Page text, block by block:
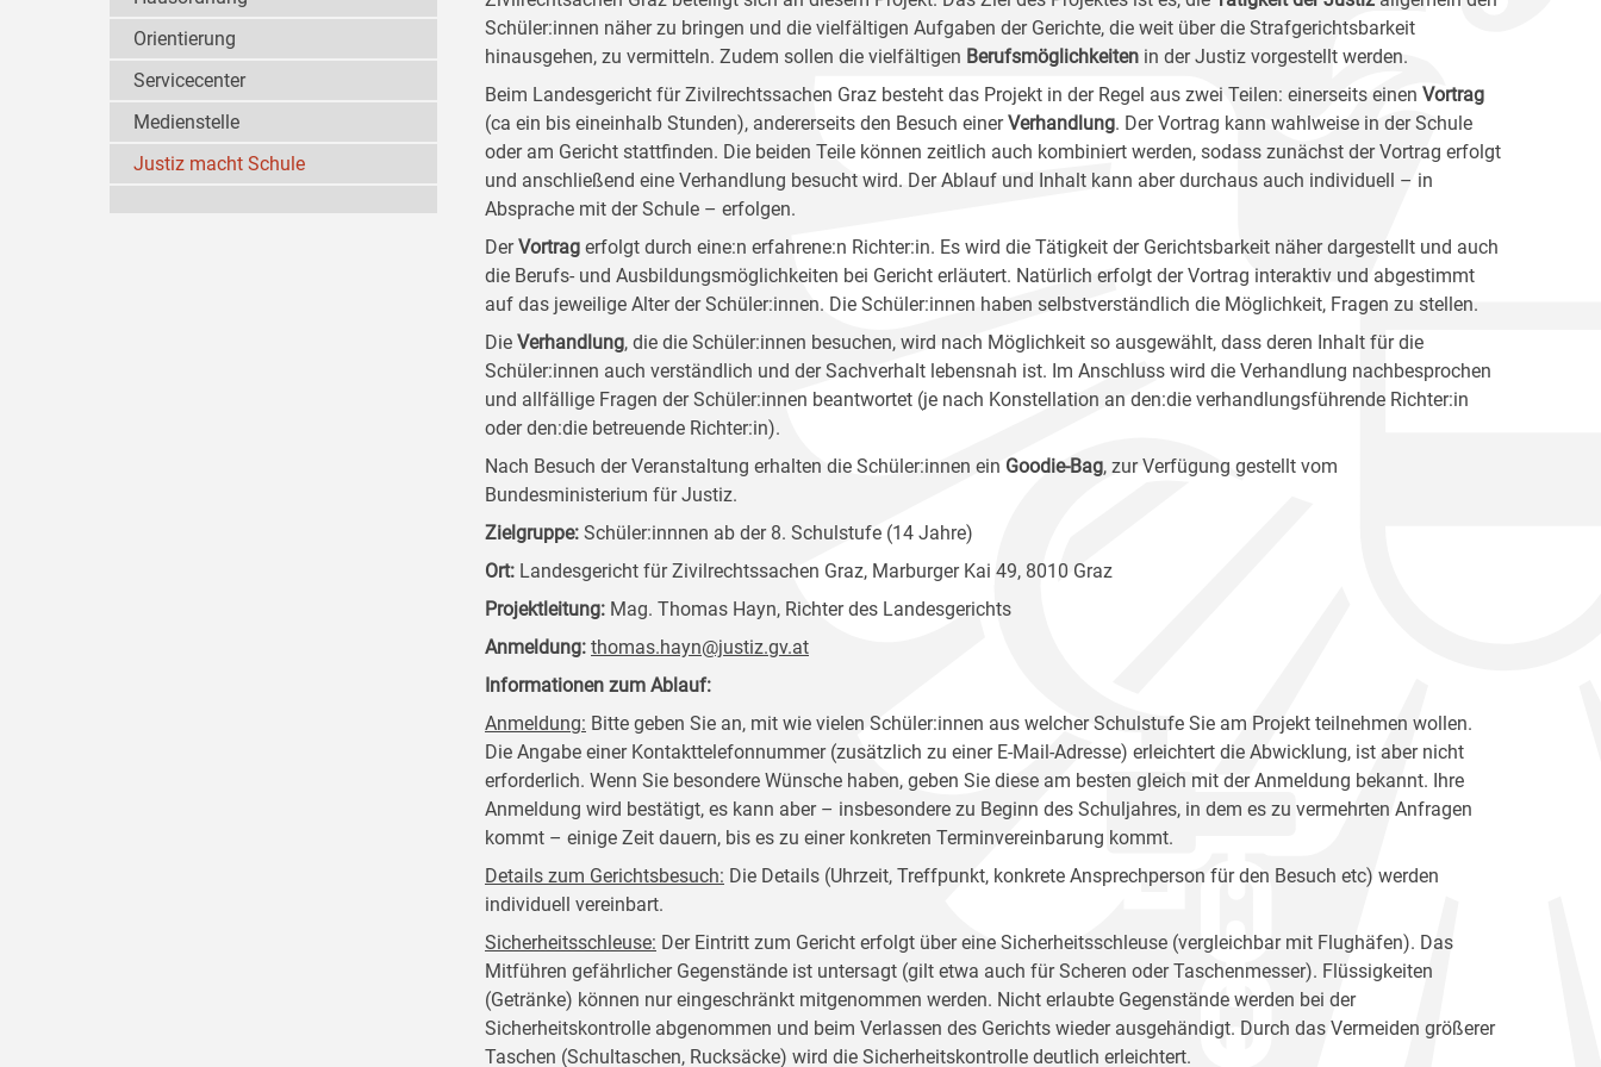
Schüler:innen näher zu bringen und die vielfältigen Aufgaben der Gerichte, die weit über die Strafgerichtsbarkeit
hinausgehen, zu vermitteln. Zudem sollen die vielfältigen Berufsmöglichkeiten in der Justiz vorgestellt werden.
Beim Landesgericht für Zivilrechtssachen Graz besteht das Projekt in der Regel aus zwei Teilen: einerseits einen Vortrag
(ca ein bis eineinhalb Stunden), andererseits den Besuch einerVerhandlung. Der Vortrag kann wahlweise in der Schule
oder am Gericht stattfinden. Die beiden Teile können zeitlich auch kombiniert werden, sodass zunächst der Vortrag erfolgt
und anschließend eine Verhandlung besucht wird. Der Ablauf und Inhalt kann aber durchaus auch individuell – in
Absprache mit der Schule – erfolgen.
DerVortrag erfolgt durch eine:n erfahrene:n Richter:in. Es wird die Tätigkeit der Gerichtsbarkeit näher dargestellt und auch
die Berufs- und Ausbildungsmöglichkeiten bei Gericht erläutert. Natürlich erfolgt der Vortrag interaktiv und abgestimmt
auf das jeweilige Alter der Schüler:innen. Die Schüler:innen haben selbstverständlich die Möglichkeit, Fragen zu stellen.
Die Verhandlung, die die Schüler:innen besuchen, wird nach Möglichkeit so ausgewählt, dass deren Inhalt für die
Schüler:innen auch verständlich und der Sachverhalt lebensnah ist. Im Anschluss wird die Verhandlung nachbesprochen
und allfällige Fragen der Schüler:innen beantwortet (je nach Konstellation an den:die verhandlungsführende Richter:in
oder den:die betreuende Richter:in).
Nach Besuch der Veranstaltung erhalten die Schüler:innen ein Goodie-Bag, zur Verfügung gestellt vom
Bundesministerium für Justiz.
Zielgruppe: Schüler:innnen ab der 8. Schulstufe (14 Jahre)
Ort: Landesgericht für Zivilrechtssachen Graz, Marburger Kai 49, 8010 Graz
Projektleitung: Mag. Thomas Hayn, Richter des Landesgerichts
Anmeldung: thomas.hayn@justiz.gv.at
Informationen zum Ablauf:
Anmeldung: Bitte geben Sie an, mit wie vielen Schüler:innen aus welcher Schulstufe Sie am Projekt teilnehmen wollen.
Die Angabe einer Kontakttelefonnummer (zusätzlich zu einer E-Mail-Adresse) erleichtert die Abwicklung, ist aber nicht
erforderlich. Wenn Sie besondere Wünsche haben, geben Sie diese am besten gleich mit der Anmeldung bekannt. Ihre
Anmeldung wird bestätigt, es kann aber – insbesondere zu Beginn des Schuljahres, in dem es zu vermehrten Anfragen
kommt – einige Zeit dauern, bis es zu einer konkreten Terminvereinbarung kommt.
Details zum Gerichtsbesuch: Die Details (Uhrzeit, Treffpunkt, konkrete Ansprechperson für den Besuch etc) werden
individuell vereinbart.
Sicherheitsschleuse: Der Eintritt zum Gericht erfolgt über eine Sicherheitsschleuse (vergleichbar mit Flughäfen). Das
Mitführen gefährlicher Gegenstände ist untersagt (gilt etwa auch für Scheren oder Taschenmesser). Flüssigkeiten
(Getränke) können nur eingeschränkt mitgenommen werden. Nicht erlaubte Gegenstände werden bei der
Sicherheitskontrolle abgenommen und beim Verlassen des Gerichts wieder ausgehändigt. Durch das Vermeiden größerer
Taschen (Schultaschen, Rucksäcke) wird die Sicherheitskontrolle deutlich erleichtert.
Orientierung
Servicecenter
Medienstelle
Justiz macht Schule